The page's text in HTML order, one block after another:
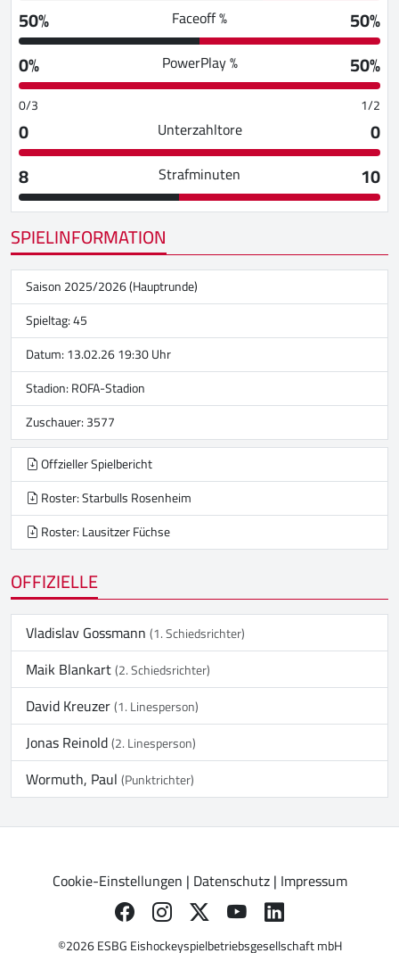
50%
Faceoff %
50%
0%
PowerPlay % 50%
0/3 1/2
0 Unterzahltore
0
8
Strafminuten
10
SPIELINFORMATION
Saison 2025/2026 (Hauptrunde)
Spieltag: 45
Datum: 13.02.26 19:30 Uhr
Stadion:ROFA-Stadion
Zuschauer: 3577
Offzieller Spielbericht
Roster: Starbulls Rosenheim
Roster: Lausitzer Füchse
OFFIZIELLE
Vladislav Gossmann(1. Schiedsrichter)
Maik Blankart(2. Schiedsrichter)
David Kreuzer(1. Linesperson)
Jonas Reinold(2. Linesperson)
Wormuth, Paul(Punktrichter)
Cookie-Einstellungen | Datenschutz| Impressum
©2026 ESBG Eishockeyspielbetriebsgesellschaft mbH